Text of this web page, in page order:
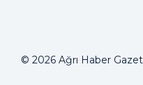
© 2026 Ağrı Haber